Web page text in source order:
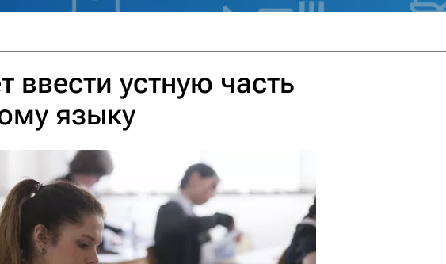
ввести устную часть
языку